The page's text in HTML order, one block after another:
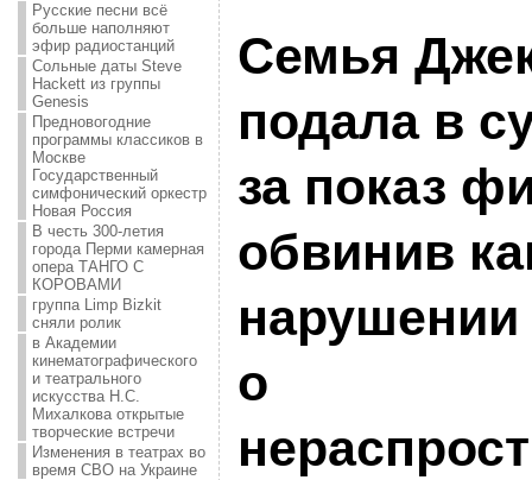
Русские песни всё
больше наполняют
эфир радиостанций
Сольные даты Steve
Hackett из группы
Genesis
Предновогодние
программы классиков в
Москве
Государственный
симфонический оркестр
Новая Россия
В честь 300-летия
города Перми камерная
опера ТАНГО С
КОРОВАМИ
группа Limp Bizkit
сняли ролик
в Академии
кинематографического
и театрального
искусства Н.С.
Михалкова открытые
творческие встречи
Изменения в театрах во
время СВО на Украине
Семья
подала в
за показ
обвинив
нарушении
о